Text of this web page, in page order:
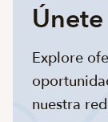
Explore
nuestra